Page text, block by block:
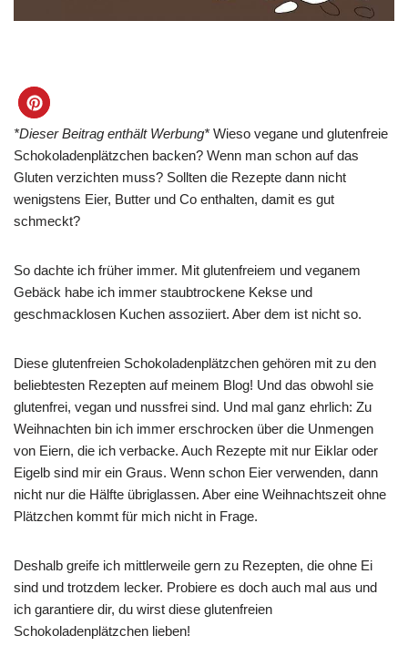
*Dieser Beitrag enthält Werbung* Wieso vegane und glutenfreie
Schokoladenplätzchen backen? Wenn man schon auf das
Gluten verzichten muss? Sollten die Rezepte dann nicht
wenigstens Eier, Butter und Co enthalten, damit es gut
schmeckt?
So dachte ich früher immer. Mit glutenfreiem und veganem
Gebäck habe ich immer staubtrockene Kekse und
geschmacklosen Kuchen assoziiert. Aber dem ist nicht so.
Diese glutenfreien Schokoladenplätzchen gehören mit zu den
beliebtesten Rezepten auf meinem Blog! Und das obwohl sie
glutenfrei, vegan und nussfrei sind. Und mal ganz ehrlich: Zu
Weihnachten bin ich immer erschrocken über die Unmengen
von Eiern, die ich verbacke. Auch Rezepte mit nur Eiklar oder
Eigelb sind mir ein Graus. Wenn schon Eier verwenden, dann
nicht nur die Hälfte übriglassen. Aber eine Weihnachtszeit ohne
Plätzchen kommt für mich nicht in Frage.
Deshalb greife ich mittlerweile gern zu Rezepten, die ohne Ei
sind und trotzdem lecker. Probiere es doch auch mal aus und
ich garantiere dir, du wirst diese glutenfreien
Schokoladenplätzchen lieben!